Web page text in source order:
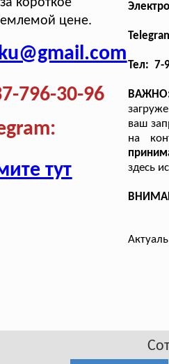
короткое
цене.
796-30-96
тут
Тел: 7-
ваш
на
здесь